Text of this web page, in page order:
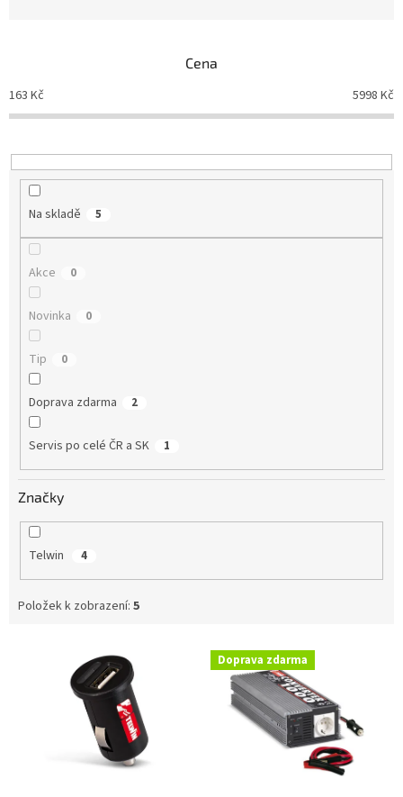
o
d
k
t
Cena
163 Kč 5998 Kč
Na skladě 5
Akce 0
Novinka 0
Tip 0
Doprava zdarma 2
Servis po celé ČR a SK 1
Značky
Telwin 4
Položek k zobrazení: 5
Doprava zdarma